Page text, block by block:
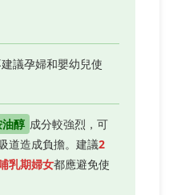
議孕婦和嬰幼兒使
醇 成分較強烈，可
道造成負擔。建議2
乳期婦女都應避免使